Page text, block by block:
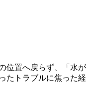
位置へ戻らず、「水が
たトラブルに焦った経